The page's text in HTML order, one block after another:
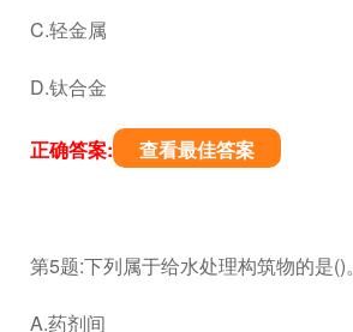
C.轻金属
D.钛合金
正确答案: 查看最佳答案
第5题:下列属于给水处理构筑物的是()。
A.药剂间